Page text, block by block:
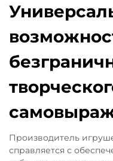
Производитель
справляется с